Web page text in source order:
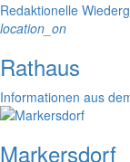
Redaktionelle
location_on
Rathaus
Informationen aus
Markersdorf